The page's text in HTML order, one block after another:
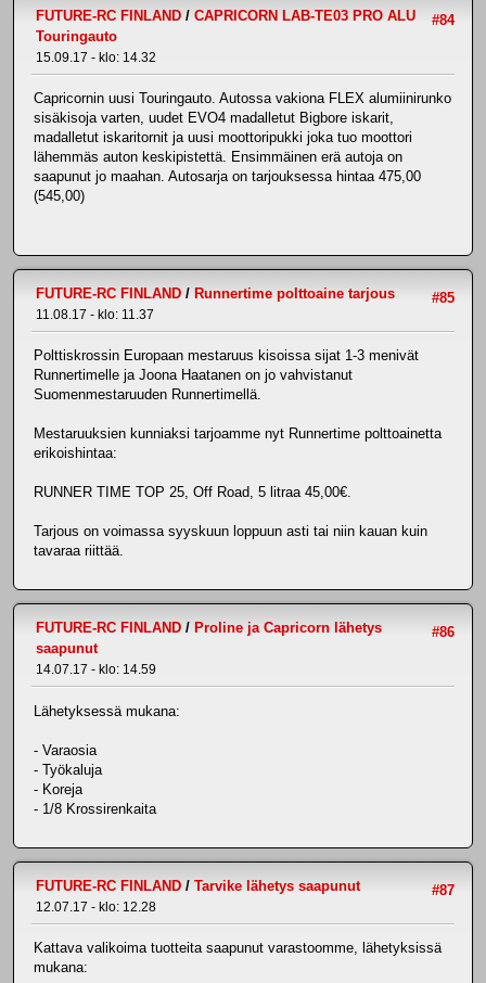
#84
FUTURE-RC FINLAND / CAPRICORN LAB-TE03 PRO ALU
Touringauto
15.09.17 - klo: 14.32
Capricornin uusi Touringauto. Autossa vakiona FLEX alumiinirunko
sisäkisoja varten, uudet EVO4 madalletut Bigbore iskarit,
madalletut iskaritornit ja uusi moottoripukki joka tuo moottori
lähemmäs auton keskipistettä. Ensimmäinen erä autoja on
saapunut jo maahan. Autosarja on tarjouksessa hintaa 475,00
(545,00)
#85
FUTURE-RC FINLAND / Runnertime polttoaine tarjous
11.08.17 - klo: 11.37
Polttiskrossin Europaan mestaruus kisoissa sijat 1-3 menivät
Runnertimelle ja Joona Haatanen on jo vahvistanut
Suomenmestaruuden Runnertimellä.
Mestaruuksien kunniaksi tarjoamme nyt Runnertime polttoainetta
erikoishintaa:
RUNNER TIME TOP 25, Off Road, 5 litraa 45,00€.
Tarjous on voimassa syyskuun loppuun asti tai niin kauan kuin
tavaraa riittää.
#86
FUTURE-RC FINLAND / Proline ja Capricorn lähetys
saapunut
14.07.17 - klo: 14.59
Lähetyksessä mukana:
- Varaosia
- Työkaluja
- Koreja
- 1/8 Krossirenkaita
#87
FUTURE-RC FINLAND / Tarvike lähetys saapunut
12.07.17 - klo: 12.28
Kattava valikoima tuotteita saapunut varastoomme, lähetyksissä
mukana: